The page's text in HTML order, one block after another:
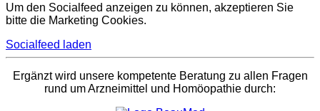
Um den Socialfeed anzeigen zu können, akzeptieren Sie
bitte die Marketing Cookies.
Socialfeed laden
Ergänzt wird unsere kompetente Beratung zu allen Fragen
rund um Arzneimittel und Homöopathie durch: